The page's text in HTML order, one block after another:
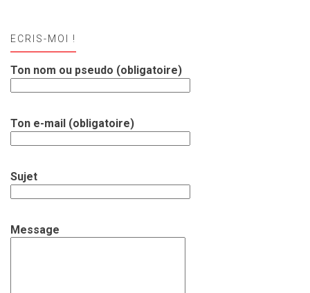
ECRIS-MOI !
Ton nom ou pseudo (obligatoire)
Ton e-mail (obligatoire)
Sujet
Message